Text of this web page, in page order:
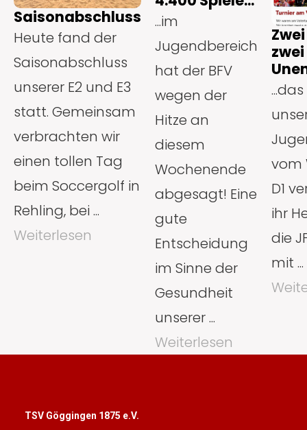
Saisonabschluss
Heute fand der
Saisonabschluss
unserer E2 und E3
statt. Gemeinsam
verbrachten wir
einen tollen Tag
beim Soccergolf in
Rehling, bei ...
Weiterlesen
...im
Jugendbereich
hat der BFV
wegen der
Hitze an
diesem
Wochenende
abgesagt! Eine
gute
Entscheidung
im Sinne der
Gesundheit
unserer ...
Weiterlesen
zwei
vom
D1
ihr
die
mit ...
TSV Göggingen 1875 e.V.